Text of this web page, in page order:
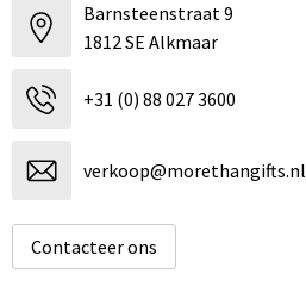
Barnsteenstraat 9
1812 SE Alkmaar
+31 (0) 88 027 3600
verkoop@morethangifts.nl
Contacteer ons